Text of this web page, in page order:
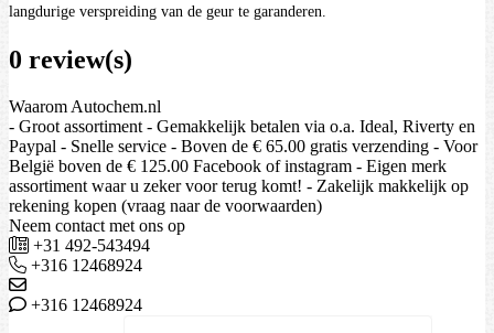
langdurige verspreiding van de geur te garanderen.
0 review(s)
Waarom Autochem.nl
- Groot assortiment - Gemakkelijk betalen via o.a. Ideal, Riverty en
Paypal - Snelle service - Boven de € 65.00 gratis verzending - Voor
België boven de € 125.00 Facebook of instagram - Eigen merk
assortiment waar u zeker voor terug komt! - Zakelijk makkelijk op
rekening kopen (vraag naar de voorwaarden)
Neem contact met ons op
+31 492-543494
+316 12468924
+316 12468924